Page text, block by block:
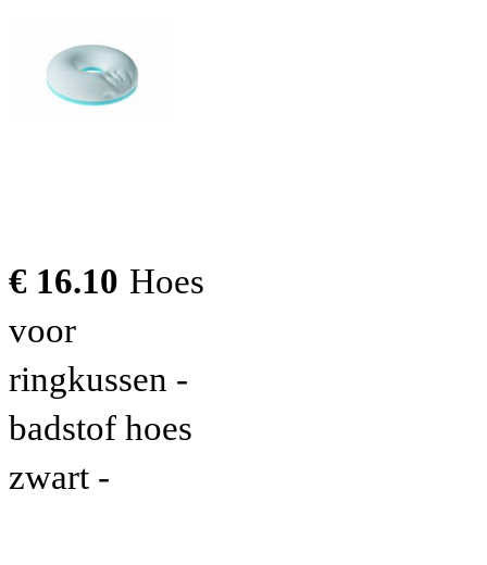
€ 16.10 Hoes
voor
ringkussen -
badstof hoes
zwart -